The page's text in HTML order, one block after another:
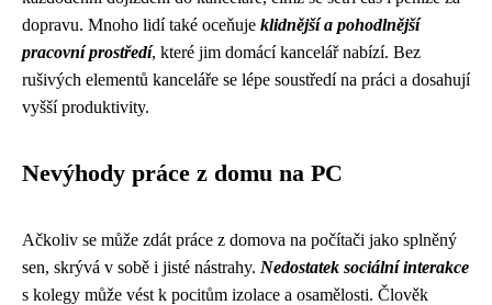
dopravu. Mnoho lidí také oceňuje klidnější a pohodlnější
pracovní prostředí, které jim domácí kancelář nabízí. Bez
rušivých elementů kanceláře se lépe soustředí na práci a dosahují
vyšší produktivity.
Nevýhody práce z domu na PC
Ačkoliv se může zdát práce z domova na počítači jako splněný
sen, skrývá v sobě i jisté nástrahy. Nedostatek sociální interakce
s kolegy může vést k pocitům izolace a osamělosti. Člověk